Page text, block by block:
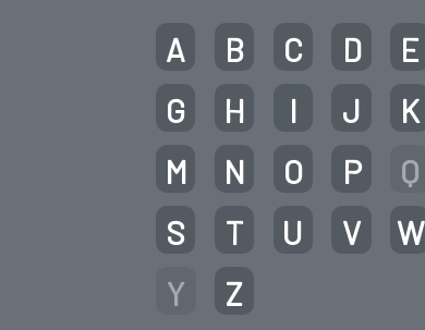
A B C D E
G
H I J K
M
N O P Q
S
T U V W
Y
Z